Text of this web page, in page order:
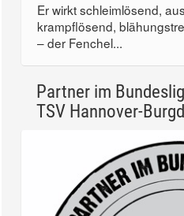
Er wirkt schleimlösend,
krampflösend,
– der Fenchel...
Partner im
TSV Hannover-